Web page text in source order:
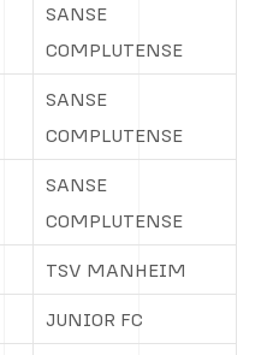
SANSE
COMPLUTENSE
SANSE
COMPLUTENSE
SANSE
COMPLUTENSE
TSV MANHEIM
JUNIOR FC